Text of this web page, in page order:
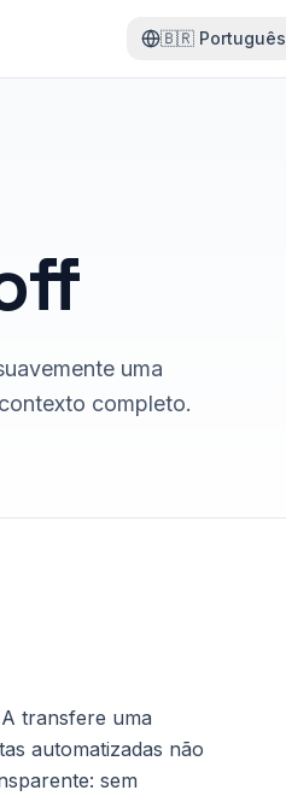
🇧🇷 Português
uma
completo.
transfere uma
automatizadas não
sem